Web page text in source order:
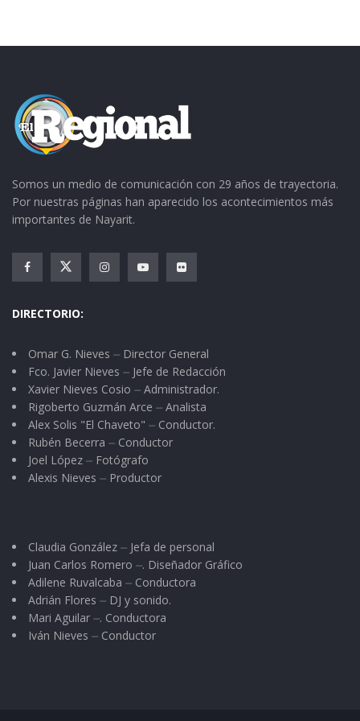
Somos un medio de comunicación con 29 años de trayectoria.
Por nuestras páginas han aparecido los acontecimientos más
importantes de Nayarit.
DIRECTORIO:
Omar G. Nieves ⏤ Director General
Fco. Javier Nieves ⏤ Jefe de Redacción
Xavier Nieves Cosio ⏤ Administrador.
Rigoberto Guzmán Arce ⏤ Analista
Alex Solis "El Chaveto" ⏤ Conductor.
Rubén Becerra ⏤ Conductor
Joel López ⏤ Fotógrafo
Alexis Nieves ⏤ Productor
Claudia González ⏤ Jefa de personal
Juan Carlos Romero ⏤. Diseñador Gráfico
Adilene Ruvalcaba ⏤ Conductora
Adrián Flores ⏤ DJ y sonido.
Mari Aguilar ⏤. Conductora
Iván Nieves ⏤ Conductor